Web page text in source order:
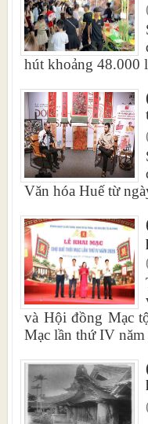
hút khoảng 48.000
Văn hóa Huế từ
và Hội đồng Mạc
Mạc lần thứ IV